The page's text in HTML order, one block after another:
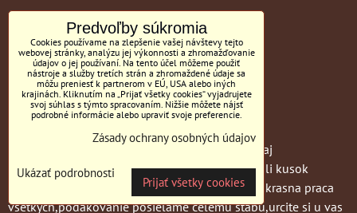
Spokojní
zákazníci
Este raz srdecna vdaka za krasnu sedacku,je ozaj
neskutocna,ospravedlnujeme sa ak sme prejavili kusok
nespokojnosti,ale na zivo vyzera uuuuuuzasne,krasna praca
vsetkych,podakovanie posielame celemu stabu,urcite si u vas
Predvoľby súkromia
Cookies používame na zlepšenie vašej návštevy tejto
webovej stránky, analýzu jej výkonnosti a zhromažďovanie
údajov o jej používaní. Na tento účel môžeme použiť
nástroje a služby tretích strán a zhromaždené údaje sa
môžu preniesť k partnerom v EÚ, USA alebo iných
krajinách. Kliknutím na „Prijať všetky cookies“ vyjadrujete
svoj súhlas s týmto spracovaním. Nižšie môžete nájsť
podrobné informácie alebo upraviť svoje preferencie.
Zásady ochrany osobných údajov
Ukázať podrobnosti
Prijať všetky cookies